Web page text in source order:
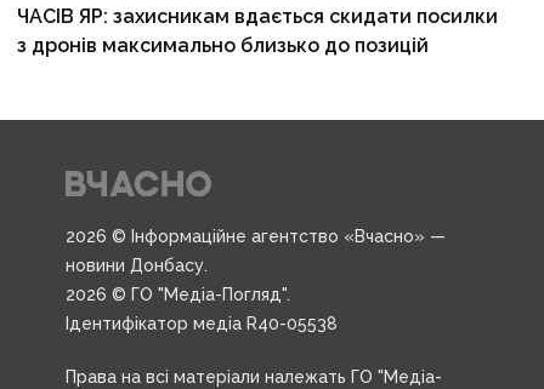
ЧАСІВ ЯР: захисникам вдається скидати посилки
з дронів максимально близько до позицій
2026 © Інформаційне агентство «Вчасно» —
новини Донбасу.
2026 © ГО "Медіа-Погляд".
Ідентифікатор медіа R40-05538
Права на всі матеріали належать ГО "Медіа-